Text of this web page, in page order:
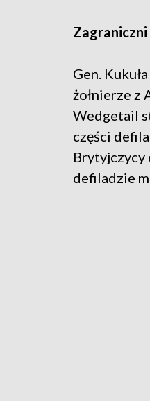
Gen.
żołnierze z
Wedgetail
części
Brytyjczycy
defiladzie